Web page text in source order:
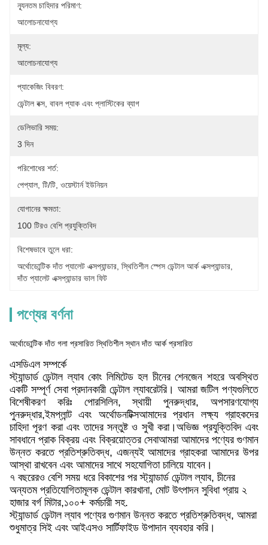
ন্যূনতম চাহিদার পরিমাণ:
আলোচনাযোগ্য
মূল্য:
আলোচনাযোগ্য
প্যাকেজিং বিবরণ:
ডেন্টাল বক্স, বাবল প্যাক এবং প্লাস্টিকের ব্যাগ
ডেলিভারি সময়:
3 দিন
পরিশোধের শর্ত:
পেপ্যাল, টি/টি, ওয়েস্টার্ন ইউনিয়ন
যোগানের ক্ষমতা:
100 টিরও বেশি প্রযুক্তিবিদ
বিশেষভাবে তুলে ধরা:
অর্থোডোন্টিক দাঁত প্যালেট এক্সপ্যান্ডার স্থিতিশীল স্পেস ডেন্টাল আর্ক এক্সপ্যান্ডার
দাঁত প্যালেট এক্সপ্যান্ডার ভাল ফিট
পণ্যের বর্ণনা
অর্থোডোন্টিক দাঁত গলা প্রসারিত স্থিতিশীল স্থান দাঁত আর্ক প্রসারিত
এসডিএল সম্পর্কে
স্ট্যান্ডার্ড ডেন্টাল ল্যাব কোং লিমিটেড হল চীনের শেনজেন শহরে অবস্থিত
একটি সম্পূর্ণ সেবা প্রদানকারী ডেন্টাল ল্যাবরেটরি। আমরা জটিল পণ্যগুলিতে
বিশেষীকরণ করিঃ পোরসিলিন, স্থায়ী পুনরুদ্ধার, অপসারণযোগ্য
পুনরুদ্ধার,ইমপ্লান্ট এবং অর্থোডনটিক্সআমাদের প্রধান লক্ষ্য গ্রাহকদের
চাহিদা পূরণ করা এবং তাদের সন্তুষ্ট ও সুখী করা।অভিজ্ঞ প্রযুক্তিবিদ এবং
সাবধানে প্রাক বিক্রয় এবং বিক্রয়োত্তর সেবাআমরা আমাদের পণ্যের গুণমান
উন্নত করতে প্রতিশ্রুতিবদ্ধ, এজন্যই আমাদের গ্রাহকরা আমাদের উপর
আস্থা রাখবেন এবং আমাদের সাথে সহযোগিতা চালিয়ে যাবেন।
৭ বছরেরও বেশি সময় ধরে বিকাশের পর স্ট্যান্ডার্ড ডেন্টাল ল্যাব, চীনের
অন্যতম প্রতিযোগিতামূলক ডেন্টাল কারখানা, মোট উৎপাদন সুবিধা প্রায় ২
হাজার বর্গ মিটার,১০০+ কর্মচারী সহ.
স্ট্যান্ডার্ড ডেন্টাল ল্যাব পণ্যের গুণমান উন্নত করতে প্রতিশ্রুতিবদ্ধ, আমরা
শুধুমাত্র সিই এবং আইএসও সার্টিফাইড উপাদান ব্যবহার করি।